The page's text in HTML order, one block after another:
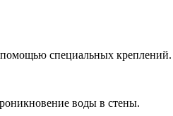
помощью специальных креплений.
воды в стены.